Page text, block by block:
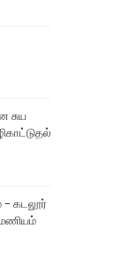
சுய
- கடலூர்